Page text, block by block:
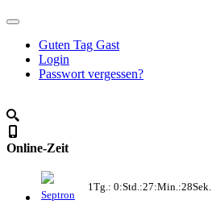
Guten Tag Gast
Login
Passwort vergessen?
Online-Zeit
Septron
1Tg.: 0:Std.:27:Min.:28Sek.